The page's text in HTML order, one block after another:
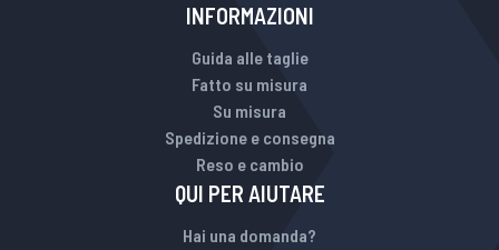
INFORMAZIONI
Guida alle taglie
Fatto su misura
Su misura
Spedizione e consegna
Reso e cambio
QUI PER AIUTARE
Hai una domanda?